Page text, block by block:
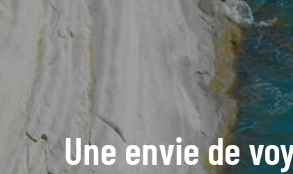
Une envie de